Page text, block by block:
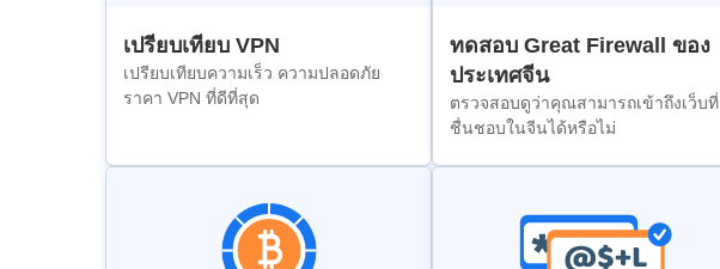
เปรียบเทียบ VPN
เปรียบเทียบความเร็ว ความปลอดภัย
ราคา VPN ที่ดีที่สุด
ทดสอบ Great Firewall ของ
ประเทศจีน
ตรวจสอบดูว่าคุณสามารถเข้าถึงเว็บที่
ชื่นชอบในจีนได้หรือไม่